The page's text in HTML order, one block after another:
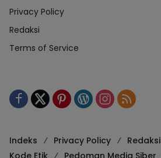
Privacy Policy
Redaksi
Terms of Service
Indeks Privacy Policy Redaksi
Kode Etik
Pedoman Media Siber